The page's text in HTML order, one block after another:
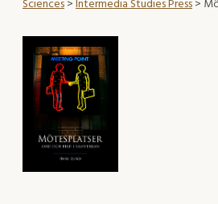
Sciences>Intermedia Studies Press>